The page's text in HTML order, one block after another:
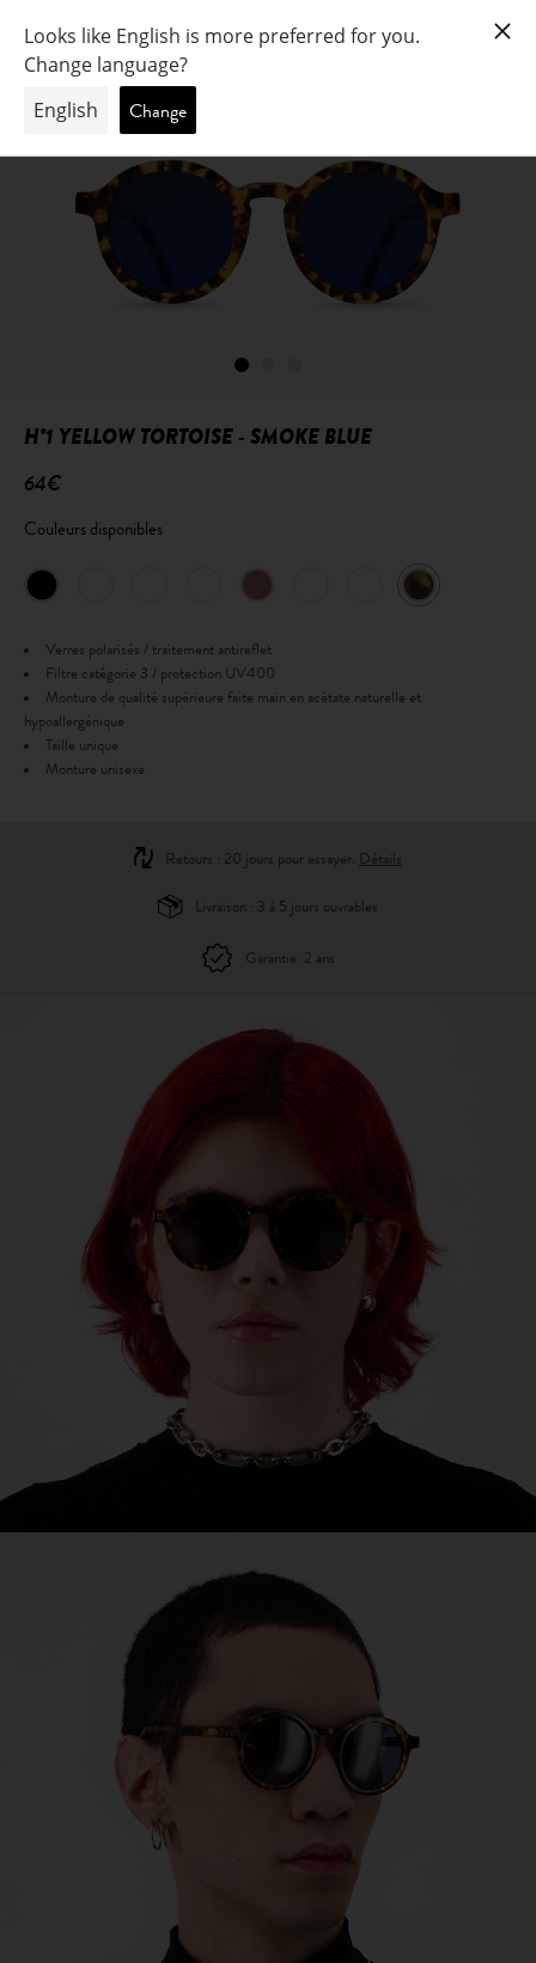
H°1 YELLOW TORTOISE - SMOKE BLUE
64€
Couleurs disponibles
Verres polarisés / traitement antireflet
Filtre catégorie 3 / protection UV400
Monture de qualité supérieure faite main en acétate naturelle et
hypoallergénique
Taille unique
Monture unisexe
Retours : 20 jours pour essayer. Détails
Livraison : 3 à 5 jours ouvrables
Garantie: 2 ans